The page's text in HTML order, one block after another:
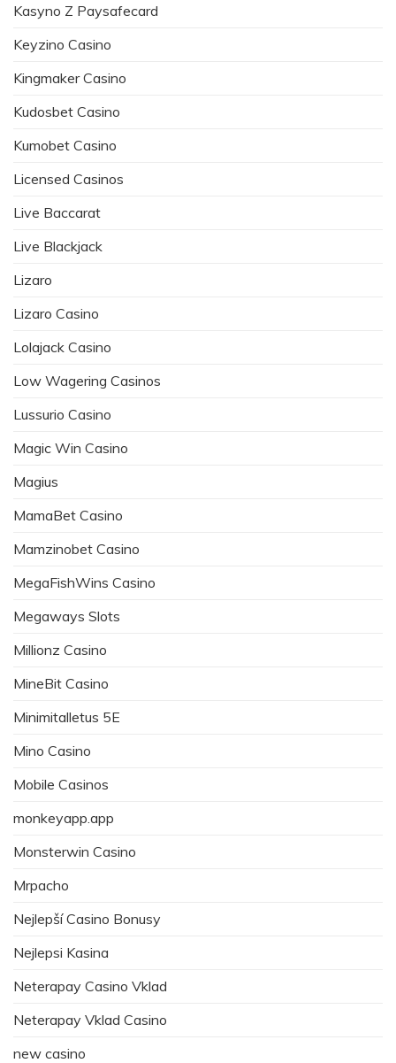
Kasyno Z Paysafecard
Keyzino Casino
Kingmaker Casino
Kudosbet Casino
Kumobet Casino
Licensed Casinos
Live Baccarat
Live Blackjack
Lizaro
Lizaro Casino
Lolajack Casino
Low Wagering Casinos
Lussurio Casino
Magic Win Casino
Magius
MamaBet Casino
Mamzinobet Casino
MegaFishWins Casino
Megaways Slots
Millionz Casino
MineBit Casino
Minimitalletus 5E
Mino Casino
Mobile Casinos
monkeyapp.app
Monsterwin Casino
Mrpacho
Nejlepší Casino Bonusy
Nejlepsi Kasina
Neterapay Casino Vklad
Neterapay Vklad Casino
new casino